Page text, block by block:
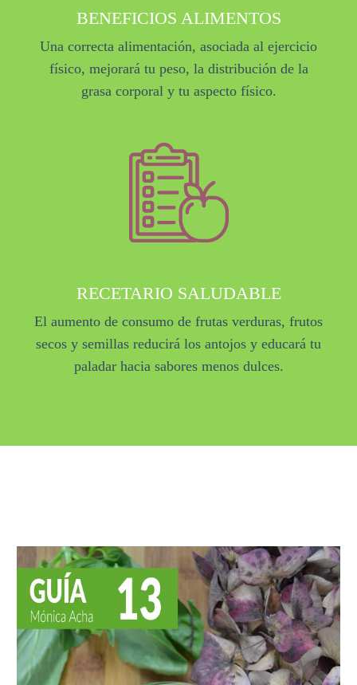
BENEFICIOS ALIMENTOS
Una correcta alimentación, asociada al ejercicio
físico, mejorará tu peso, la distribución de la
grasa corporal y tu aspecto físico.
RECETARIO SALUDABLE
El aumento de consumo de frutas verduras, frutos
secos y semillas reducirá los antojos y educará tu
paladar hacia sabores menos dulces.